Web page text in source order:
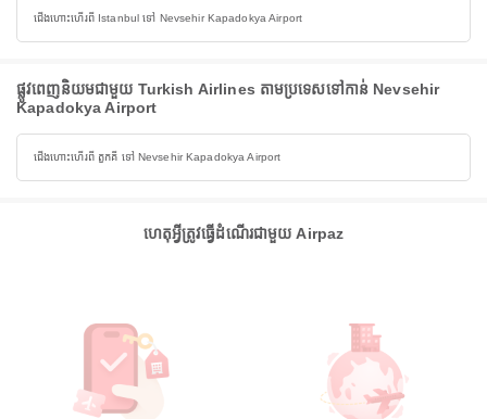
ជើងហោះហើរពី Istanbul ទៅ Nevsehir Kapadokya Airport
ផ្លូវពេញនិយមជាមួយ Turkish Airlines តាមប្រទេសទៅកាន់ Nevsehir
Kapadokya Airport
ជើងហោះហើរពី តួកគី ទៅ Nevsehir Kapadokya Airport
ហេតុអ្វីត្រូវធ្វើដំណើរជាមួយ Airpaz